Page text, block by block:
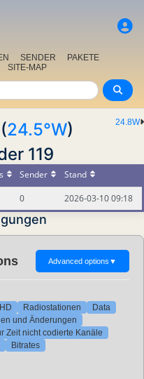
SENDER
PAKETE
SITE-MAP
24.8W
(24.5°W)
119
Sender
Stand
0 2026-03-10 09:18
Advanced options ▼
Radiostationen
Data
und Änderungen
Zeit nicht codierte Kanäle
Bitrates